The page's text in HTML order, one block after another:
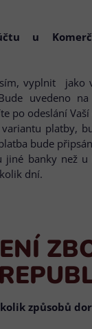
u
vyplnit
uvedeno
po odeslání
platby,
bude
jiné banky než u
dní.
způsobů